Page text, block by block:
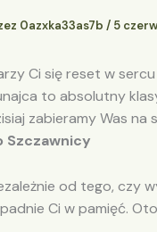
0azxka33as7b / 5
Ci się reset w
to absolutny
zabieramy Was na
Szczawnicy
od tego, czy
Ci w pamięć.